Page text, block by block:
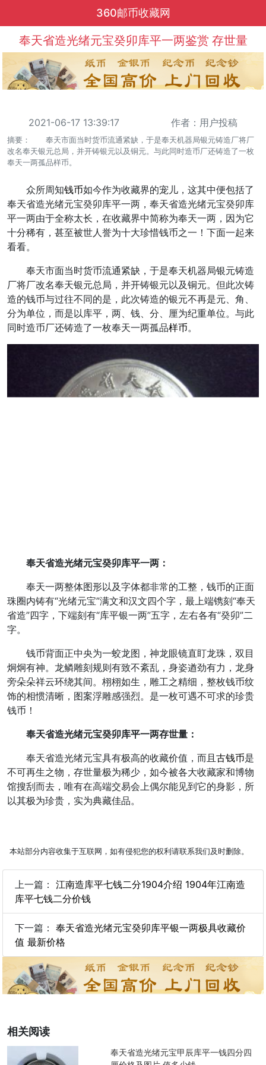
360邮币收藏网
奉天省造光绪元宝癸卯库平一两鉴赏 存世量
2021-06-17 13:39:17 作者：用户投稿
摘要： 奉天市面当时货币流通紧缺，于是奉天机器局银元铸造厂将厂
改名奉天银元总局，并开铸银元以及铜元。与此同时造币厂还铸造了一枚
奉天一两孤品样币。
众所周知钱币如今作为收藏界的宠儿，这其中便包括了
奉天省造光绪元宝癸卯库平一两，奉天省造光绪元宝癸卯库
平一两由于全称太长，在收藏界中简称为奉天一两，因为它
十分稀有，甚至被世人誉为十大珍惜钱币之一！下面一起来
看看。
奉天市面当时货币流通紧缺，于是奉天机器局银元铸造
厂将厂改名奉天银元总局，并开铸银元以及铜元。但此次铸
造的钱币与过往不同的是，此次铸造的银元不再是元、角、
分为单位，而是以库平，两、钱、分、厘为纪重单位。与此
同时造币厂还铸造了一枚奉天一两孤品样币。
奉天省造光绪元宝癸卯库平一两：
奉天一两整体图形以及字体都非常的工整，钱币的正面
珠圈内铸有“光绪元宝”满文和汉文四个字，最上端镌刻“奉天
省造”四字，下端刻有“库平银一两”五字，左右各有“癸卯”二
字。
钱币背面正中央为一蛟龙图，神龙眼镜直盯龙珠，双目
炯炯有神。龙鳞雕刻规则有致不紊乱，身姿遒劲有力，龙身
旁朵朵祥云环绕其间。栩栩如生，雕工之精细，整枚钱币纹
饰的相惯清晰，图案浮雕感强烈。是一枚可遇不可求的珍贵
钱币！
奉天省造光绪元宝癸卯库平一两存世量：
奉天省造光绪元宝具有极高的收藏价值，而且 古钱币是
不可再生之物，存世量极为稀少，如今被各大收藏家和博物
馆搜刮而去，唯有在高端交易会上偶尔能见到它的身影，所
以其极为珍贵，实为典藏佳品。
本站部分内容收集于互联网，如有侵犯您的权利请联系我们及时删除。
上一篇： 江南造库平七钱二分1904介绍 1904年江南造
库平七钱二分价钱
下一篇： 奉天省造光绪元宝癸卯库平银一两极具收藏价
值 最新价格
相关阅读
奉天省造光绪元宝甲辰库平一钱四分四